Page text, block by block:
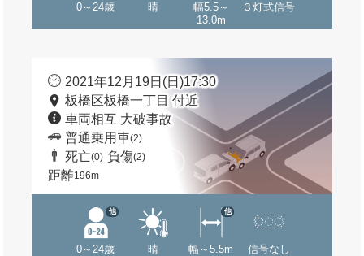
0～24歳 晴
幅5.5～
13.0m
３灯式信号
2021年12月19日(日)17:30
板橋区板橋一丁目 付近
車両相互 大破事故
普通乗用車(2)
死亡(0) 負傷(2)
距離196m
0～24歳
他
晴 幅～5.5m
他
信号なし